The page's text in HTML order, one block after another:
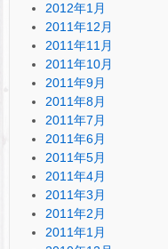
2012年1月
2011年12月
2011年11月
2011年10月
2011年9月
2011年8月
2011年7月
2011年6月
2011年5月
2011年4月
2011年3月
2011年2月
2011年1月